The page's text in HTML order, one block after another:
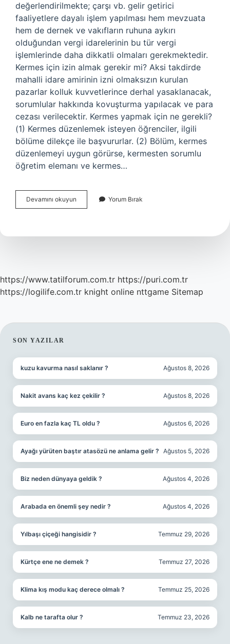
değerlendirilmekte; çarşı vb. gelir getirici
faaliyetlere dayalı işlem yapılması hem mevzuata
hem de dernek ve vakıfların ruhuna aykırı
olduğundan vergi idarelerinin bu tür vergi
işlemlerinde daha dikkatli olmaları gerekmektedir.
Kermes için izin almak gerekir mi? Aksi takdirde
mahalli idare amirinin izni olmaksızın kurulan
pazarlar kolluk kuvvetlerince derhal yasaklanacak,
sorumlular hakkında kovuşturma yapılacak ve para
cezası verilecektir. Kermes yapmak için ne gerekli?
(1) Kermes düzenlemek isteyen öğrenciler, ilgili
bölüme dilekçe ile başvururlar. (2) Bölüm, kermes
düzenlemeyi uygun görürse, kermesten sorumlu
öğretim elemanı ve kermes…
Devamını okuyun Dernekler
Kermes
Yorum Bırak
https://www.tatilforum.com.tr https://puri.com.tr
https://logilife.com.tr knight online nttgame Sitemap
SIDEBAR
SON YAZILAR
kuzu kavurma nasıl saklanır ? Ağustos 8, 2026
Nakit avans kaç kez çekilir ? Ağustos 8, 2026
Euro en fazla kaç TL oldu ? Ağustos 6, 2026
Ayağı yürüten baştır atasözü ne anlama gelir ? Ağustos 5, 2026
Biz neden dünyaya geldik ? Ağustos 4, 2026
Arabada en önemli şey nedir ? Ağustos 4, 2026
Yılbaşı çiçeği hangisidir ? Temmuz 29, 2026
Kürtçe ene ne demek ? Temmuz 27, 2026
Klima kış modu kaç derece olmalı ? Temmuz 25, 2026
Kalb ne tarafta olur ? Temmuz 23, 2026